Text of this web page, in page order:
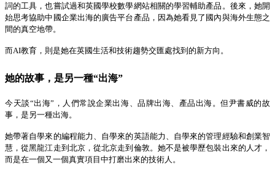
詞的工具，也嘗試過和英國學校數學網站相關的學習輔助產品。後來，她開
始思考協助中國企業出海的廣告平台產品，因為她看見了國內與海外生態之
間的真空地帶。
而AI教育，則是她在英國生活和技術趨勢交匯處找到的新方向。
她的故事，是另一種“出海”
今天談“出海” ，人們常說企業出海、品牌出海、產品出海。但尹書威的故
事，是另一種出海。
她帶著自學來的編程能力、自學來的英語能力、自學來的管理經驗和創業智
慧，從黑龍江走到北京，從北京走到倫敦。她不是被學歷包裝出來的人才，
而是在一個又一個真實項目中打磨出來的技術人。